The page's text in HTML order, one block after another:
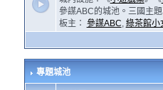
參謀ABC的城池。三國主
板主： 參謀ABC, 綠茶館小
專題城池